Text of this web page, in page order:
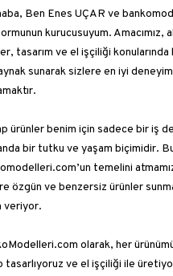
Ben Enes UÇAR ve
kurucusuyum. Amacımız,
tasarım ve el işçiliği konularında
sunarak sizlere en iyi
ürünler benim için sadece bir iş
bir tutku ve yaşam biçimidir.
temelini
özgün ve benzersiz ürünler
veriyor.
olarak, her
tasarlıyoruz ve el işçiliği ile